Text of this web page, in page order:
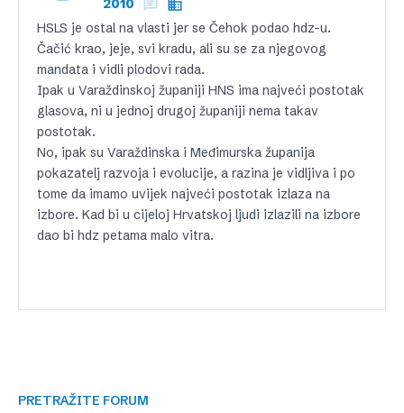
2010
HSLS je ostal na vlasti jer se Čehok podao hdz-u.
Čačić krao, jeje, svi kradu, ali su se za njegovog
mandata i vidli plodovi rada.
Ipak u Varaždinskoj županiji HNS ima najveći postotak
glasova, ni u jednoj drugoj županiji nema takav
postotak.
No, ipak su Varaždinska i Međimurska županija
pokazatelj razvoja i evolucije, a razina je vidljiva i po
tome da imamo uvijek najveći postotak izlaza na
izbore. Kad bi u cijeloj Hrvatskoj ljudi izlazili na izbore
dao bi hdz petama malo vitra.
PRETRAŽITE FORUM